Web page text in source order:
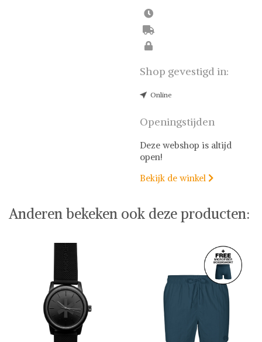
Shop gevestigd in:
Online
Openingstijden
Deze webshop is altijd
open!
Bekijk de winkel 
Anderen bekeken ook deze producten: